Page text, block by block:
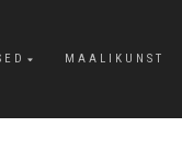
MAALIKUNST